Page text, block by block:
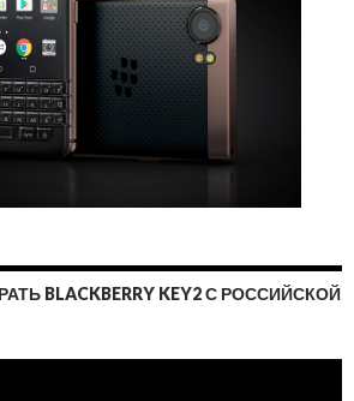
BLACKBERRY KEY2 С РОССИЙСКОЙ